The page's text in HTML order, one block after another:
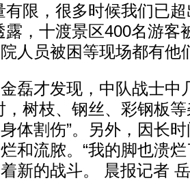
有限，很多时候我们已
露，十渡景区400名游客
人员被困等现场都有他
才发现，中队战士中
，树枝、钢丝、彩钢板
体割伤”。另外，因长
和流脓。“我的脚也溃
新的战斗。 晨报记者